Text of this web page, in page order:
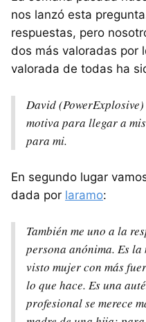
nos lanzó esta
respuestas, pero
dos más valoradas por
valorada de todas ha
David
motiva para llegar a
para mi.
En segundo lugar
dada por laramo:
También me uno a la
persona anónima. Es
visto mujer con más
lo que hace. Es una
profesional se merece